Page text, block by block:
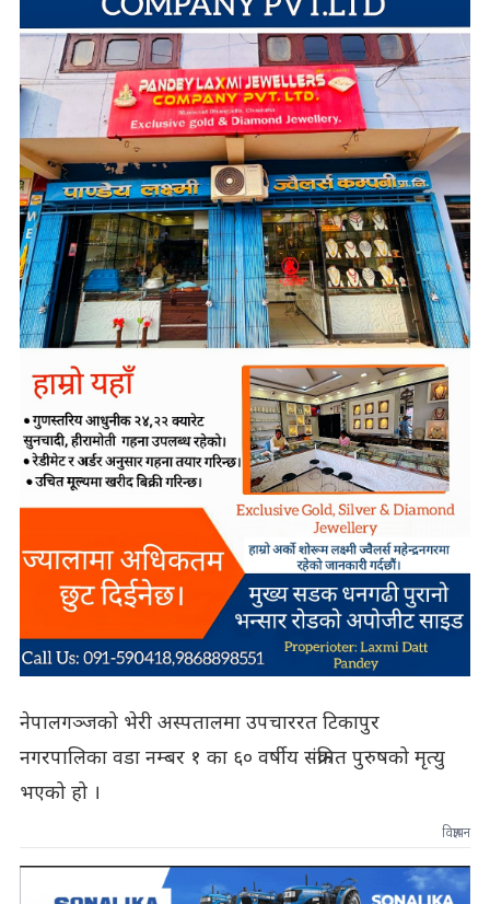
नेपालगञ्जको भेरी अस्पतालमा उपचाररत टिकापुर
नगरपालिका वडा नम्बर १ का ६० वर्षीय संक्रमित पुरुषको मृत्यु
भएको हो ।
विज्ञापन